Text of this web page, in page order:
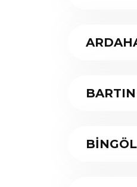
BARTIN
BİNGÖL